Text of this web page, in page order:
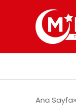
Ana Sayfa